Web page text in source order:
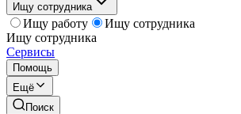
Ищу сотрудника
Ищу работу
Ищу сотрудника
Ищу сотрудника
Сервисы
Помощь
Ещё
Поиск